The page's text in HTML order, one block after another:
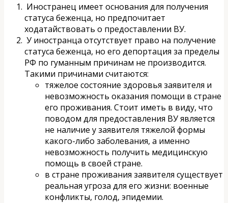
Иностранец имеет основания для получения
статуса беженца, но предпочитает
ходатайствовать о предоставлении ВУ.
У иностранца отсутствует право на получение
статуса беженца, но его депортация за пределы
РФ по гуманным причинам не производится.
Такими причинами считаются:
тяжелое состояние здоровья заявителя и
невозможность оказания помощи в стране
его проживания. Стоит иметь в виду, что
поводом для предоставления ВУ является
не наличие у заявителя тяжелой формы
какого-либо заболевания, а именно
невозможность получить медицинскую
помощь в своей стране.
в стране проживания заявителя существует
реальная угроза для его жизни: военные
конфликты, голод, эпидемии.